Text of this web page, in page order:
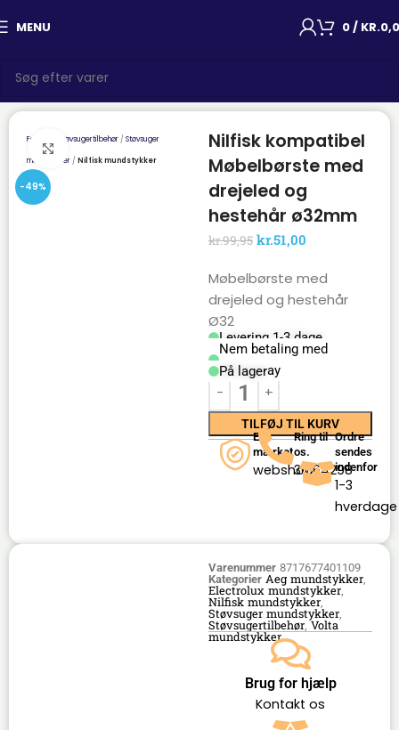
MENU 0/ KR.
Forside Støvsugertilbehør Støvsuger
mundstykker Nilfisk mundstykker
-49%
Click to enlarge
Nilfisk kompatibel
Møbelbørste med
drejeled og
hestehår ø32mm
kr.99,95 kr.51,00
Møbelbørste med
drejeled og hestehår
Ø32
Levering 1-3 dage
Nem betaling med
Mobilepay
På lager
TILFØJ TIL KURV
E-
mærket
webshop
Ring til
os.
36164298
Ordre
sendes
indenfor
1-3
hverdage
Varenummer 8717677401109
Kategorier Aeg mundstykker,
Electrolux mundstykker,
Nilfisk mundstykker,
Støvsuger mundstykker,
Støvsugertilbehør, Volta
mundstykker
Brug for hjælp
Kontakt os